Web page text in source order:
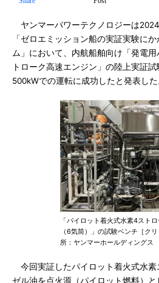
ヤンマーパワーテクノロジーは
「ゼロエミッション船の実証実験に
ム」において、内航船舶向け「発電
トローク高速エンジン」の陸上実証
500kWでの運転に成功したと発表した
「パイロット着火式水素4スト
（6気筒）」の試験ベンチ［ク
所：ヤンマーホールディングス
今回実証したパイロット着火式水素
ゼル油を点火源（パイロット燃料）